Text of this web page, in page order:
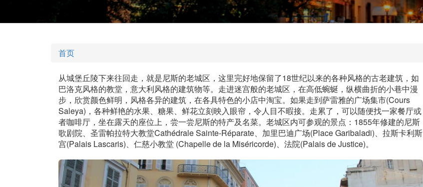
首页
从城堡丘陵下来往回走，就是尼斯的老城区，这里完好地保留了18世纪以来的各种风格的古老建筑，如
巴洛克风格的教堂，意大利风格的建筑物等。走进迷宫般的老城区，在高低蜿蜒，纵横曲折的小巷中漫
步，欣赏颜色鲜明，风格各异的建筑，在各具特色的小店中淘宝。如果走到萨雷雅的广场集市(Cours
Saleya)，各种鲜艳的水果、糖果、鲜花立刻映入眼帘，令人目不暇接。走累了，可以随便找一家餐厅或
者咖啡厅，坐在露天的座位上，尝一尝尼斯的特产及名菜。老城区内可参观的景点：1855年修建的尼斯
歌剧院、圣雷帕拉特大教堂Cathédrale Sainte-Réparate、加里巴迪广场(Place Garibaladi)、拉斯卡利斯
宫(Palais Lascaris)、仁慈小教堂 (Chapelle de la Miséricorde)、法院(Palais de Justice)。